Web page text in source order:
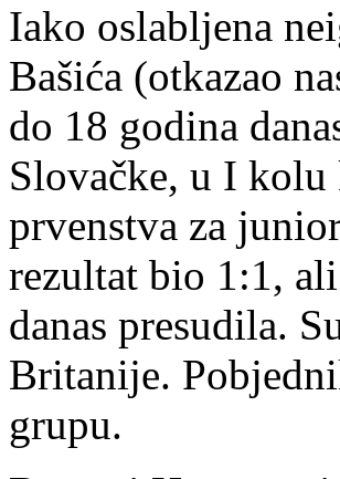
Iako oslabljena
Bašića (otkazao
do 18 godina
Slovačke, u I
prvenstva za
rezultat bio 1:1,
danas presudila.
Britanije.
grupu.